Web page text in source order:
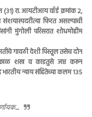
रा. आयटीआय वॉर्ड क्रमांक २,
फिरत असल्याची
मुंगोली परिसरात शोधमोहीम
गावठी देशी पिस्तूल तसेच दोन
शस्त्र व काडतुसे जप्त करून
न्याय संहितेच्या कलम १३५